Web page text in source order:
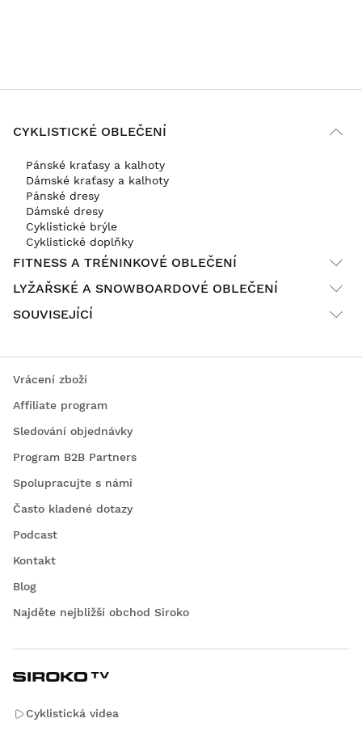
Super
2 osoby Shledala(y) toto hodnocení užitečné
Bylo toto hodnocení užitečná? Ano
2
CYKLISTICKÉ OBLEČENÍ
Pánské kraťasy a kalhoty
Dámské kraťasy a kalhoty
Pánské dresy
Dámské dresy
Cyklistické brýle
Cyklistické doplňky
FITNESS A TRÉNINKOVÉ OBLEČENÍ
LYŽAŘSKÉ A SNOWBOARDOVÉ OBLEČENÍ
SOUVISEJÍCÍ
Vrácení zboží
Affiliate program
Sledování objednávky
Program B2B Partners
Spolupracujte s námi
Často kladené dotazy
Podcast
Kontakt
Blog
Najděte nejbližší obchod Siroko
Cyklistická videa